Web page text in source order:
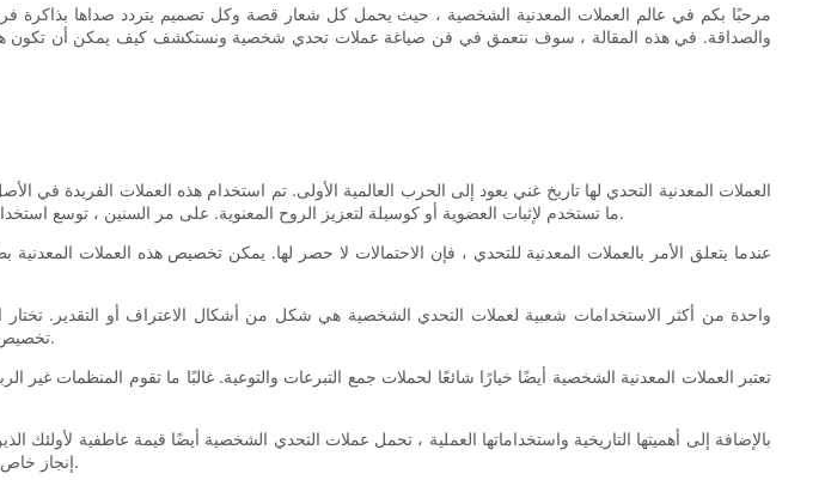
مرحبًا بكم في عالم العملات المعدنية الشخصية ، حيث يحمل كل شعار قصة وكل تصميم يتردد صداها
والصداقة. في هذه المقالة ، سوف نتعمق في فن صياغة عملات تحدي شخصية ونستكشف كيف يمكن أن تكون هذه
العملات المعدنية التحدي لها تاريخ غني يعود إلى الحرب العالمية الأولى. تم استخدام هذه العملات الفريدة
ما تستخدم لإثبات العضوية أو كوسيلة لتعزيز الروح المعنوية. على مر السنين ، توسع استخدام عملات التحدي إلى ما وراء الجيش ليشمل إنفاذ القانون ومنظمات الشركات وحتى المجموعات غير الربحية.
عندما يتعلق الأمر بالعملات المعدنية للتحدي ، فإن الاحتمالات لا حصر لها. يمكن تخصيص هذه العملات
واحدة من أكثر الاستخدامات شعبية لعملات التحدي الشخصية هي شكل من أشكال الاعتراف أو التقدير.
تخصيص هذه العملات المعدنية باسم الموظف أو المسمى الوظيفي أو حتى رسالة خاصة لجعلها فريدة من نوعها حقًا.
تعتبر العملات المعدنية الشخصية أيضًا خيارًا شائعًا لحملات جمع التبرعات والتوعية. غالبًا ما تقوم المنظمات
بالإضافة إلى أهميتها التاريخية واستخداماتها العملية ، تحمل عملات التحدي الشخصية أيضًا قيمة عاطفية
إنجاز خاص. إنها بمثابة تذكير بالسندات المشتركة بين الأفراد أو الشعور بالفخر في الوظيفة التي تم القيام بها بشكل جيد.